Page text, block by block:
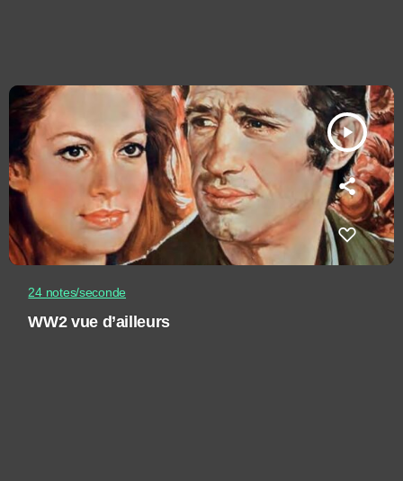
play_arrow
24 notes/seconde
WW2 vue d’ailleurs